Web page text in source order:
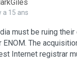
a 15 ans
must be ruing
ENOM. The
Internet registrar